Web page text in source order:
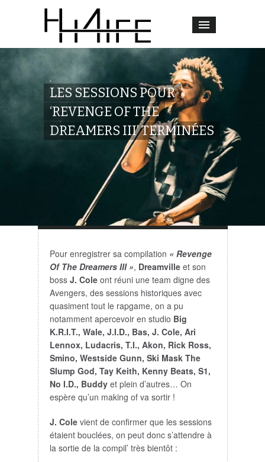
LES SESSIONS POUR
‘REVENGE OF THE
DREAMERS III’ TERMINÉES
Pour enregistrer sa compilation « Revenge
Of The Dreamers III », Dreamvilleet son
boss J. Coleont réuni une team digne des
Avengers, des sessions historiques avec
quasiment tout le rapgame, on a pu
notamment apercevoir en studio Big
K.R.I.T., Wale, J.I.D., Bas, J. Cole, Ari
Lennox, Ludacris, T.I., Akon, Rick Ross,
Smino, Westside Gunn, Ski Mask The
Slump God, Tay Keith, Kenny Beats, S1,
No I.D., Buddyet plein d’autres… On
espère qu’un making of va sortir !
J. Colevient de confirmer que les sessions
étaient bouclées, on peut donc s’attendre à
la sortie de la compil’ très bientôt :